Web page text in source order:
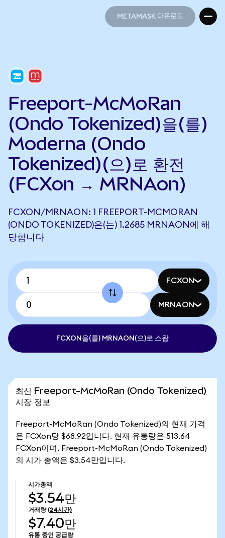
METAMASK 다운로드
Freeport-McMoRan
(Ondo Tokenized)을(를)
Moderna (Ondo
Tokenized)(으)로 환전
(FCXon → MRNAon)
FCXON/MRNAON: 1 FREEPORT-MCMORAN
(ONDO TOKENIZED)은(는) 1.2685 MRNAON에 해
당합니다
FCXON
MRNAON
FCXON을(를) MRNAON(으)로 스왑
최신 Freeport-McMoRan (Ondo Tokenized)
시장 정보
Freeport-McMoRan (Ondo Tokenized)의 현재 가격
은 FCXon당 $68.92입니다. 현재 유통량은 513.64
FCXon이며, Freeport-McMoRan (Ondo Tokenized)
의 시가 총액은 $3.54만입니다.
시가총액
$3.54만
거래량 (24시간)
$7.40만
유통 중인 공급량